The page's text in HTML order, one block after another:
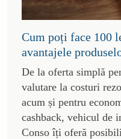
Cum poți face 100
avantajele
De la oferta simplă
valutare la costuri
acum și pentru
cashback, vehicul de
Conso îți oferă